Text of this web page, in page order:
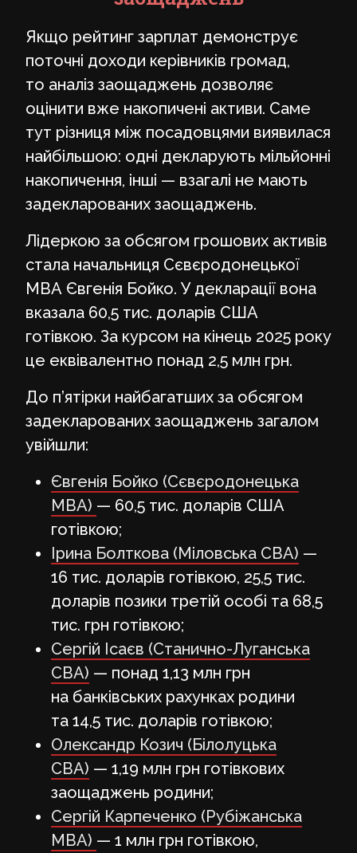
Якщо рейтинг зарплат демонструє
поточні доходи керівників громад,
то аналіз заощаджень дозволяє
оцінити вже накопичені активи. Саме
тут різниця між посадовцями виявилася
найбільшою: одні декларують мільйонні
накопичення, інші — взагалі не мають
задекларованих заощаджень.
Лідеркою за обсягом грошових активів
стала начальниця Сєвєродонецької
МВА Євгенія Бойко. У декларації вона
вказала 60,5 тис. доларів США
готівкою. За курсом на кінець 2025 року
це еквівалентно понад 2,5 млн грн.
До п’ятірки найбагатших за обсягом
задекларованих заощаджень загалом
увійшли:
Євгенія Бойко (Сєвєродонецька
МВА) — 60,5 тис. доларів США
готівкою;
Ірина Болткова (Міловська СВА) —
16 тис. доларів готівкою, 25,5 тис.
доларів позики третій особі та 68,5
тис. грн готівкою;
Сергій Ісаєв (Станично-Луганська
СВА) — понад 1,13 млн грн
на банківських рахунках родини
та 14,5 тис. доларів готівкою;
Олександр Козич (Білолуцька
СВА) — 1,19 млн грн готівкових
заощаджень родини;
Сергій Карпеченко (Рубіжанська
МВА) — 1 млн грн готівкою,